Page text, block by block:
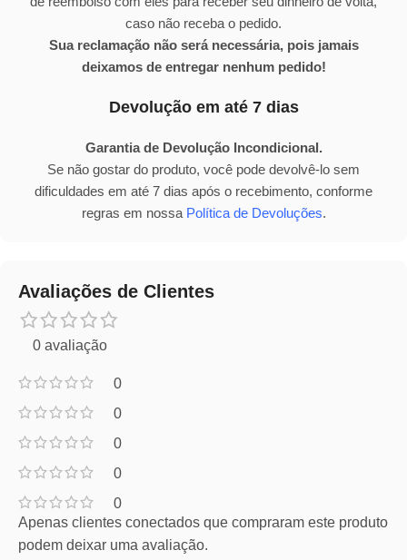
caso não receba o pedido.
Sua reclamação não será necessária, pois jamais
deixamos de entregar nenhum pedido!
Devolução em até 7 dias
Garantia de Devolução Incondicional.
Se não gostar do produto, você pode devolvê-lo sem
dificuldades em até 7 dias após o recebimento, conforme
regras em nossa Política de Devoluções.
Avaliações de Clientes
0 avaliação
0
0
0
0
0
Apenas clientes conectados que compraram este produto
podem deixar uma avaliação.